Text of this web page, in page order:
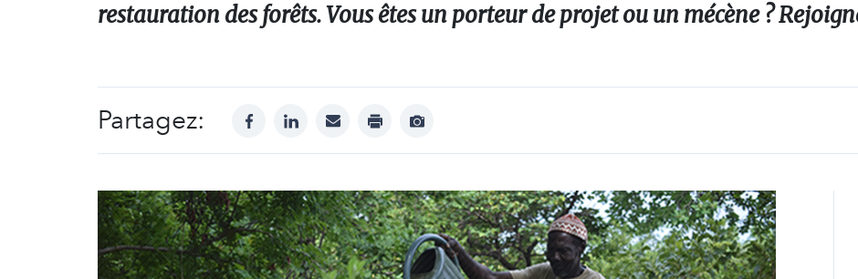
restauration des forêts. Vous êtes un porteur de projet ou un mécène ?
Partagez: facebooklinkedinmail print
Afficher